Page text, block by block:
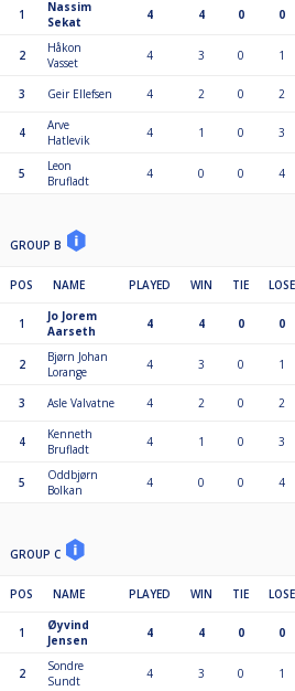
1
Nassim
Sekat
4 4 0 0
2
Håkon
Vasset
4 3 0 1
3 Geir Ellefsen 4 2 0 2
4
Arve
Hatlevik
4 1 0 3
5
Leon
Brufladt
4 0 0 4
GROUP B
POS NAME PLAYED WIN TIE LOSE
1
Jo Jorem
Aarseth
4 4 0 0
2
Bjørn Johan
Lorange
4 3 0 1
3 Asle Valvatne 4 2 0 2
4
Kenneth
Brufladt
4 1 0 3
5
Oddbjørn
Bolkan
4 0 0 4
GROUP C
POS NAME PLAYED WIN TIE LOSE
1
Øyvind
Jensen
4 4 0 0
2
Sondre
Sundt
4 3 0 1